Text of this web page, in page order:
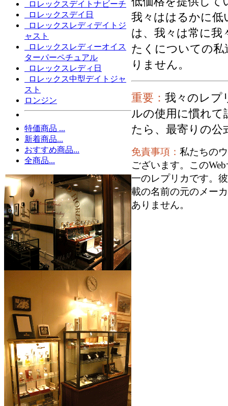
ロレックスデイトナビーチ
ロレックスデイ日
ロレックスレディデイトジ
ャスト
ロレックスレディーオイス
ターパーペチュアル
ロレックスレディ日
ロレックス中型デイトジャ
スト
ロンジン
特価商品 ...
新着商品...
おすすめ商品...
全商品...
我々ははるかに低
は、我々は常に我
たくについての私
りません。
重要： 我々のレプ
ルの使用に慣れ
たら、最寄りの
免責事項： 私たちの
ございます。この
一のレプリカです。
載の名前の元のメー
ありません。